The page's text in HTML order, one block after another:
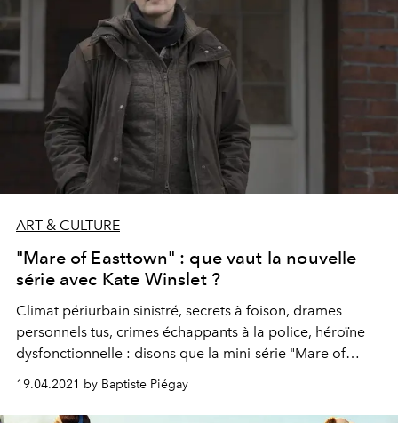
ART & CULTURE
"Mare of Easttown" : que vaut la nouvelle
série avec Kate Winslet ?
Climat périurbain sinistré, secrets à foison, drames
personnels tus, crimes échappants à la police, héroïne
dysfonctionnelle : disons que la mini-série "Mare of
Easttown" cochait toutes les cases du polar sans
personnalité. Et pourtant, elle nous a hypnotisé.
19.04.2021 by Baptiste Piégay